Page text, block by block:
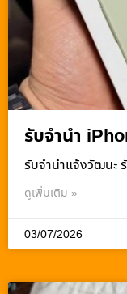
รับจำนำ
รับจํานําแจ้งวัฒนะ
ดูเพิ่มเติม »
03/07/2026